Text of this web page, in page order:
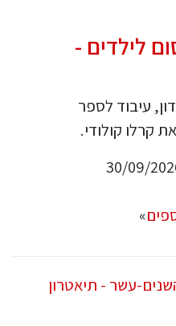
לילדים -
עיבוד לספר
קרלו קולודי.
»